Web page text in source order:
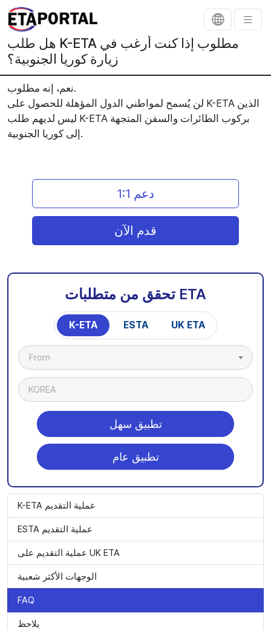
هل طلب K-ETA مطلوب إذا كنت أرغب في
زيارة كوريا الجنوبية؟
نعم، إنه مطلوب.
لن يُسمح لمواطني الدول المؤهلة للحصول على K-ETA الذين
ليس لديهم طلب K-ETA بركوب الطائرات والسفن المتجهة
إلى كوريا الجنوبية.
دعم 1:1
قدم الآن
تحقق من متطلبات ETA
K-ETA ESTA UK ETA
From
KOREA
تطبيق سهل
تطبيق عام
K-ETA عملية التقديم
ESTA عملية التقديم
عملية التقديم على UK ETA
الوجهات الأكثر شعبية
FAQ
يلاحظ